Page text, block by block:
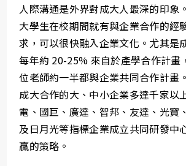
人際溝通是外界對成大人最深的印象
大學生在校期間就有與企業合作的經
求，可以很快融入企業文化。尤其是
每年約 20-25% 來自於產學合作計畫
位老師約一半都與企業共同合作計畫
成大合作的大、中小企業多達千家以
電、國巨、廣達、智邦、友達、光寶
及日月光等指標企業成立共同研發中
贏的策略。